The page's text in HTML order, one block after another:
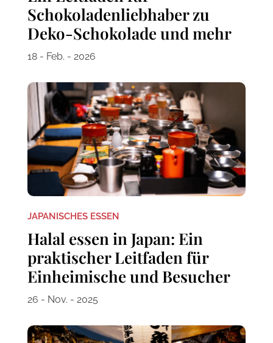
Schokoladenliebhaber zu
Deko-Schokolade und mehr
18 - Feb. - 2026
JAPANISCHES ESSEN
Halal essen in Japan: Ein
praktischer Leitfaden für
Einheimische und Besucher
26 - Nov. - 2025